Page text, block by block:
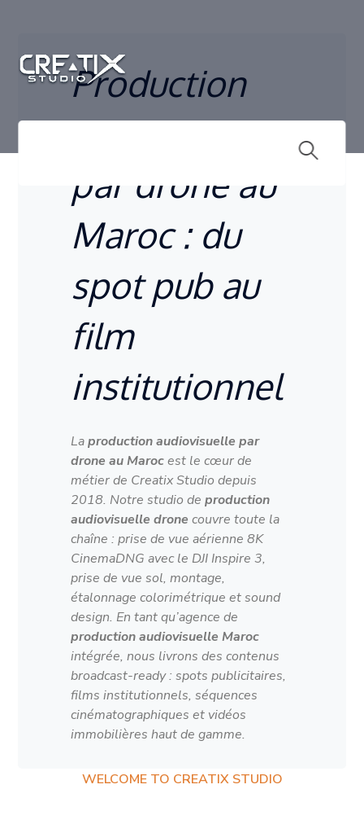
Production
audiovisuelle
par drone au
Maroc : du
spot pub au
film
institutionnel
Laproduction audiovisuelle par
drone au Marocest le cœur de
métier de Creatix Studio depuis
2018. Notre studio deproduction
audiovisuelle drone couvre toute la
chaîne : prise de vue aérienne 8K
CinemaDNG avec le DJI Inspire 3,
prise de vue sol, montage,
étalonnage colorimétrique et sound
design. En tant qu’agence de
production audiovisuelle Maroc
intégrée, nous livrons des contenus
broadcast-ready : spots publicitaires,
films institutionnels, séquences
cinématographiques et vidéos
immobilières haut de gamme.
WELCOME TO CREATIX STUDIO